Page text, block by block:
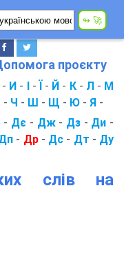
проєкту
И - І- Ї- Й - К- Л - М
- Ч - Ш - Щ - Ю - Я -
- Дє - Дж- Дз- Ди -
- Др- Дс - Дт - Ду
слів на